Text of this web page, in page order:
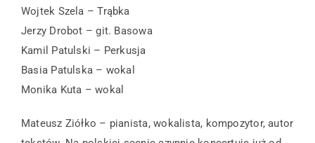
Wojtek Szela – Trąbka
Jerzy Drobot – git. Basowa
Kamil Patulski – Perkusja
Basia Patulska – wokal
Monika Kuta – wokal
Mateusz Ziółko – pianista, wokalista, kompozytor, autor